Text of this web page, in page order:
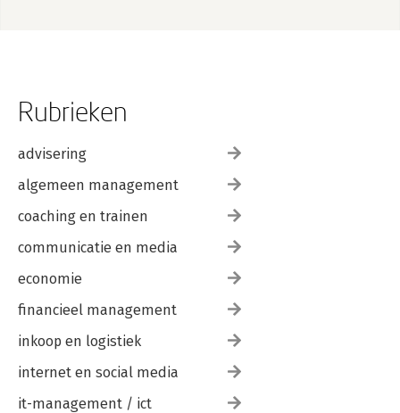
Rubrieken
advisering
algemeen management
coaching en trainen
communicatie en media
economie
financieel management
inkoop en logistiek
internet en social media
it-management / ict